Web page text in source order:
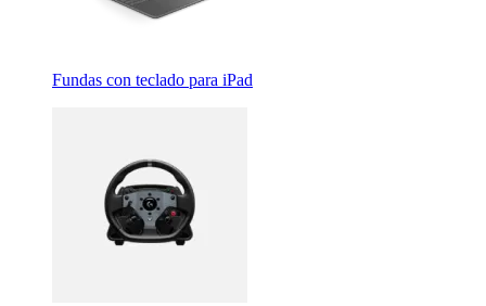
Fundas con teclado para iPad